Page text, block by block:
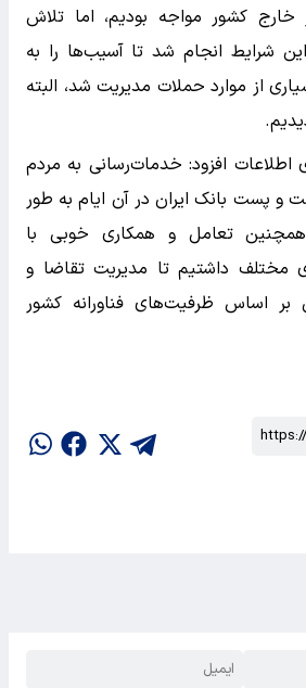
خارج کشور مواجه بودیم، اما تلاش
شرایط انجام شد تا آسیب‌ها را به
از موارد حملات مدیریت شد، البته
اطلاعات افزود: خدمات‌رسانی به مردم
پست بانک ایران در آن ایام به طور
تعامل و همکاری خوبی با
مختلف داشتیم تا مدیریت تقاضا و
بر اساس ظرفیت‌های فناورانه کشور